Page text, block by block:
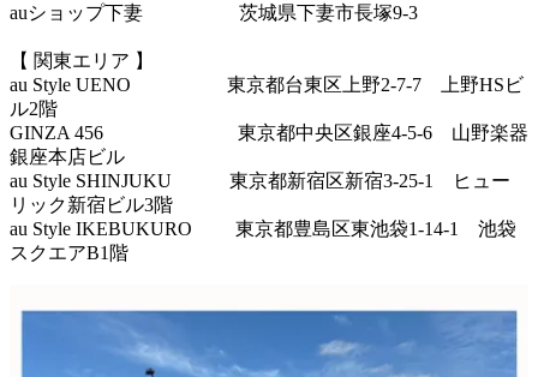
auショップ下妻　　　　　茨城県下妻市長塚9-3
【 関東エリア 】
au Style UENO　　　　　東京都台東区上野2-7-7　上野HSビ
ル2階
GINZA 456　　　　　　　東京都中央区銀座4-5-6　山野楽器
銀座本店ビル
au Style SHINJUKU　　　東京都新宿区新宿3-25-1　ヒュー
リック新宿ビル3階
au Style IKEBUKURO　　 東京都豊島区東池袋1-14-1　池袋
スクエアB1階